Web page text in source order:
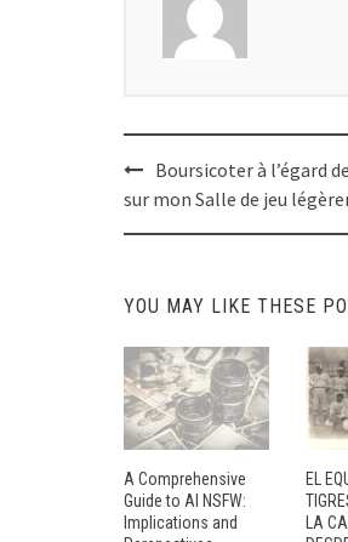
Post
navigation
Boursicoter à l’égard
sur mon Salle de jeu
YOU MAY LIKE THESE
A Comprehensive
Guide to AI NSFW:
Implications and
EL
LA